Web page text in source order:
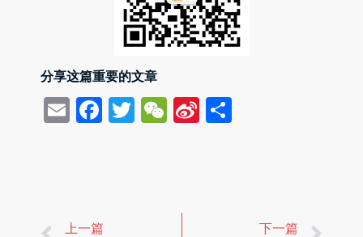
分享这篇重要的文章
EmailFacebook
Twitter
WeChat
Sina
上一篇 下一篇